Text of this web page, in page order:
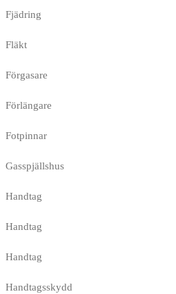
Fjädring
Fläkt
Förgasare
Förlängare
Fotpinnar
Gasspjällshus
Handtag
Handtag
Handtag
Handtagsskydd